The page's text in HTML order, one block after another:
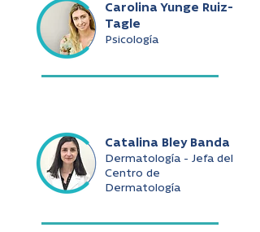
Carolina Yunge Ruiz-
Tagle
Psicología
Catalina Bley Banda
Dermatología - Jefa del
Centro de
Dermatología